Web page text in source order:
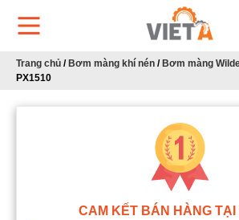
Trang chủ / Bơm màng khí nén / Bơm màng
PX1510
CAM KẾT BÁN HÀNG TẠI